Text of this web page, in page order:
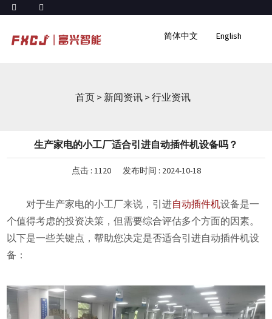
English
简体中文
首页 > 新闻资讯 > 行业资讯
生产家电的小工厂适合引进自动插件机设备吗？
点击 : 1120 发布时间 : 2024-10-18
对于生产家电的小工厂来说，引进自动插件机设备是一
个值得考虑的投资决策，但需要综合评估多个方面的因素。
以下是一些关键点，帮助您决定是否适合引进自动插件机设
备：